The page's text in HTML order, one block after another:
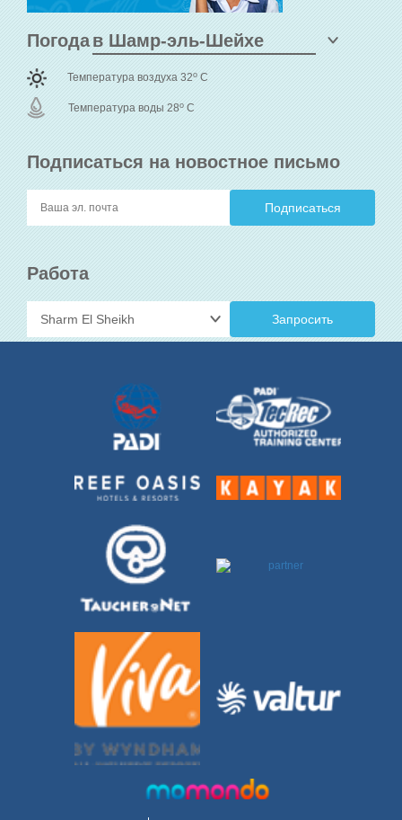
Подписаться на новостное письмо
Работа
Запросить
Погода
Температура воздуха 32o C
Температура воды 28o C